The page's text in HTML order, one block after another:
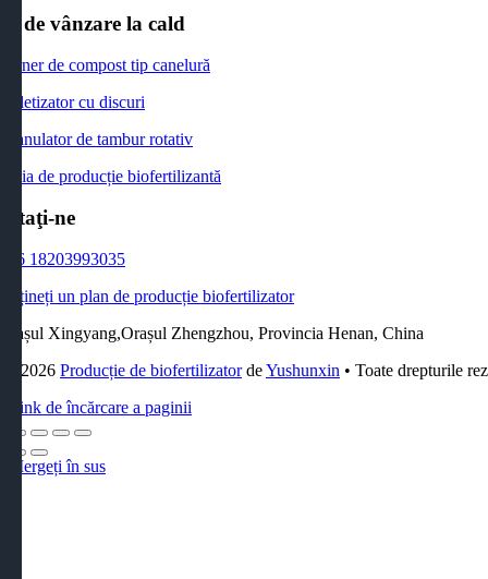
de vânzare la cald
de compost tip canelură
cu discuri
de tambur rotativ
de producție biofertilizantă
ne
18203993035
un plan de producție biofertilizator
Xingyang,Orașul Zhengzhou, Provincia Henan, China
- 2026 Producție de biofertilizatordeYushunxin • Toate drepturile
Link de încărcare a paginii
Mergeți în sus